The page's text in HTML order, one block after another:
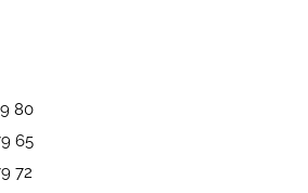
80
65
72